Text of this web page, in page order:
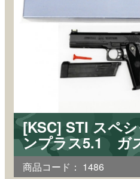
[KSC] STI スペ
ンプラス5.1 ガ
商品コード： 1486